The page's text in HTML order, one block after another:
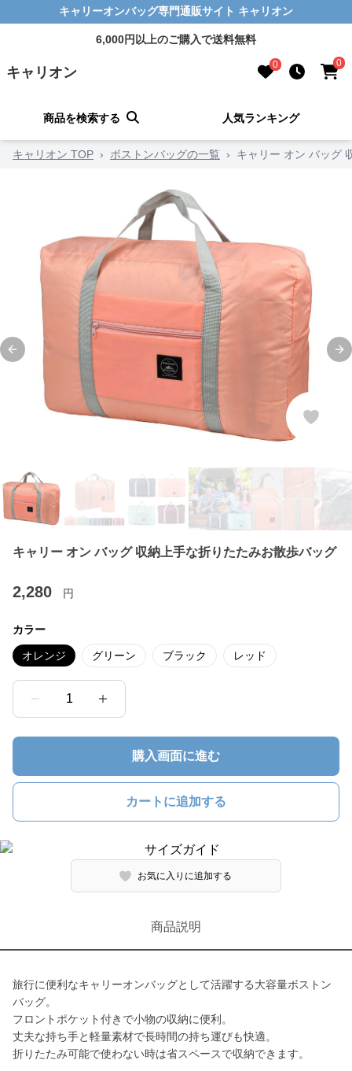
キャリーオンバッグ専門通販サイト キャリオン
6,000円以上のご購入で送料無料
キャリオン 0 0
商品を検索する 人気ランキング
キャリオン TOP › ボストンバッグの一覧 › キャリー オン バッグ
Previous slide
キャリー オン バッグ 収納上手な折りたたみお散歩バッグ
2,280 円
カラー
オレンジ グリーン ブラック レッド
1
購入画面に進む
カートに追加する
お気に入りに追加する
商品説明
旅行に便利なキャリーオンバッグとして活躍する大容量ボストン
バッグ。
フロントポケット付きで小物の収納に便利。
丈夫な持ち手と軽量素材で長時間の持ち運びも快適。
折りたたみ可能で使わない時は省スペースで収納できます。